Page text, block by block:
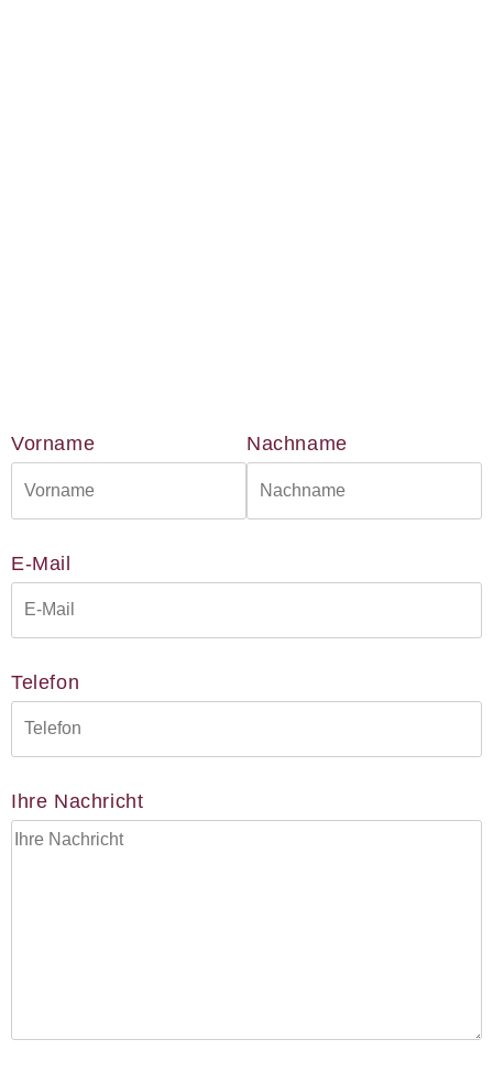
Vorname Nachname
E-Mail
Telefon
Ihre Nachricht
Sylja Baranowski
Reichsstraße 6
38300 Wolfenbüttel